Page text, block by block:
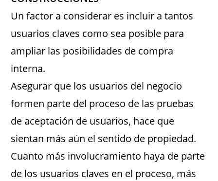
Un factor a considerar es incluir a tantos
usuarios claves como sea posible para
ampliar las posibilidades de compra
interna.
Asegurar que los usuarios del negocio
formen parte del proceso de las pruebas
de aceptación de usuarios, hace que
sientan más aún el sentido de propiedad.
Cuanto más involucramiento haya de parte
de los usuarios claves en el proceso, más